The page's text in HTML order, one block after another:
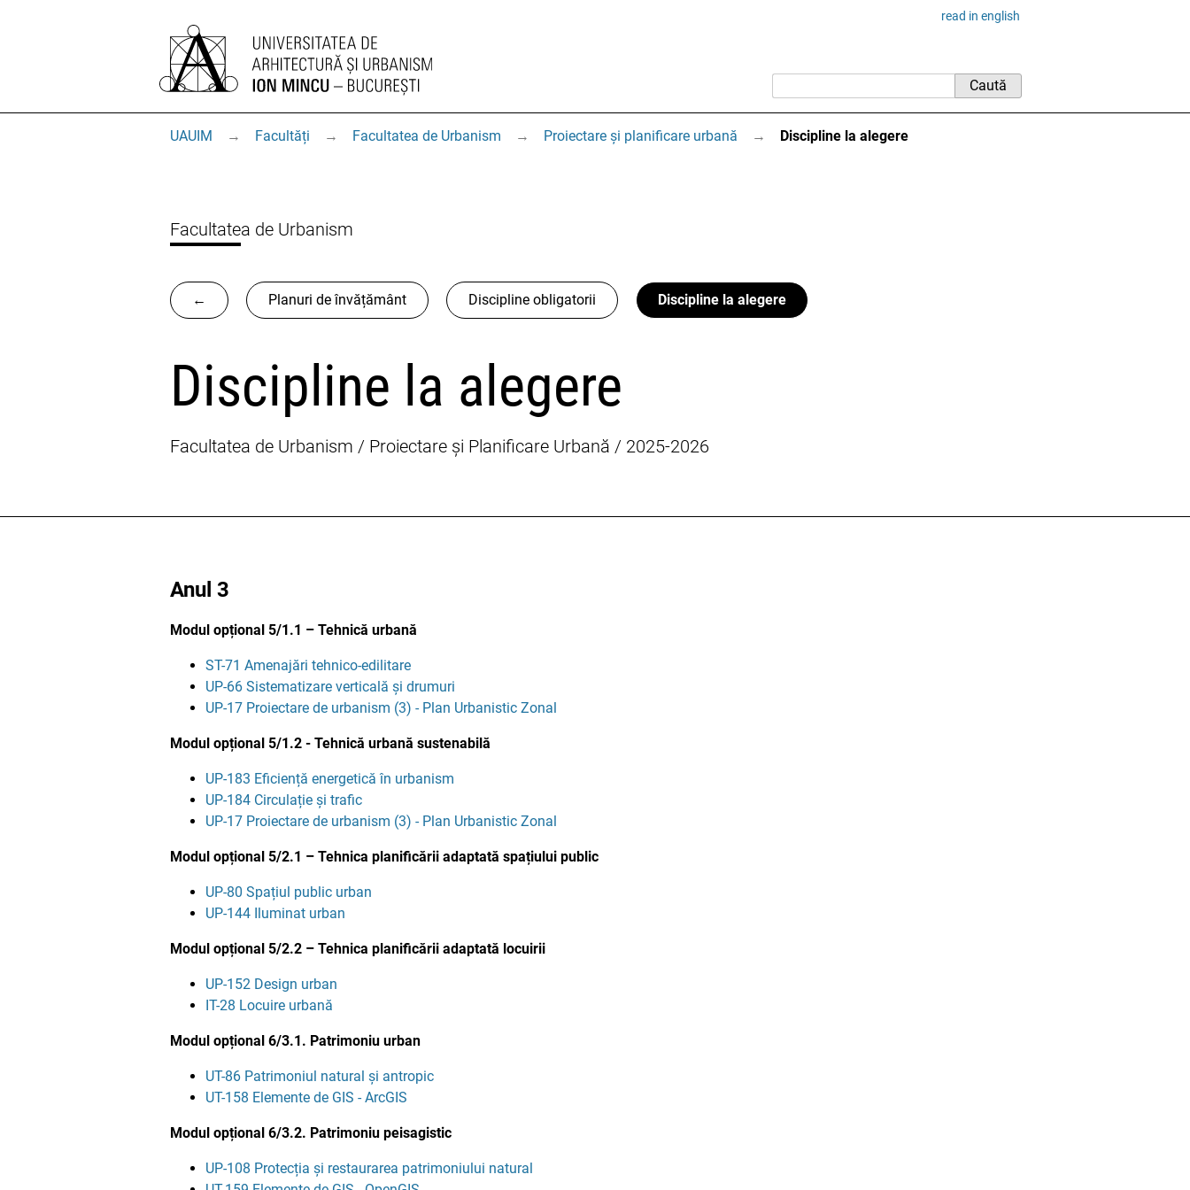
read in english
UAUIM → Facultăți → Facultatea de Urbanism → Proiectare și planificare urbană → Discipline la alegere
Facultatea de Urbanism
← Planuri de învățământ Discipline obligatorii Discipline la alegere
Discipline la alegere
Facultatea de Urbanism / Proiectare și Planificare Urbană / 2025-2026
Anul 3
Modul opțional 5/1.1 – Tehnică urbană
ST-71 Amenajări tehnico-edilitare
UP-66 Sistematizare verticală și drumuri
UP-17 Proiectare de urbanism (3) - Plan Urbanistic Zonal
Modul opțional 5/1.2 - Tehnică urbană sustenabilă
UP-183 Eficiență energetică în urbanism
UP-184 Circulație și trafic
UP-17 Proiectare de urbanism (3) - Plan Urbanistic Zonal
Modul opțional 5/2.1 – Tehnica planificării adaptată spațiului public
UP-80 Spațiul public urban
UP-144 Iluminat urban
Modul opțional 5/2.2 – Tehnica planificării adaptată locuirii
UP-152 Design urban
IT-28 Locuire urbană
Modul opțional 6/3.1. Patrimoniu urban
UT-86 Patrimoniul natural și antropic
UT-158 Elemente de GIS - ArcGIS
Modul opțional 6/3.2. Patrimoniu peisagistic
UP-108 Protecția și restaurarea patrimoniului natural